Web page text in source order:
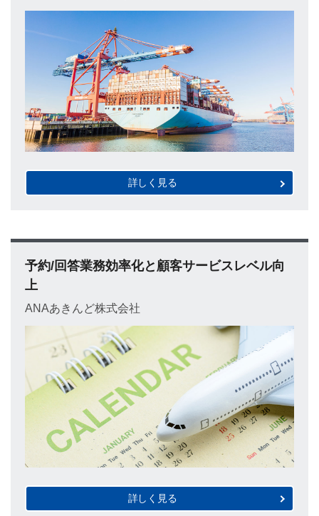
詳しく見る
予約/回答業務効率化と顧客サービスレベル向
上
ANAあきんど株式会社
詳しく見る